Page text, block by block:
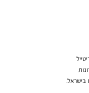
בישראל.